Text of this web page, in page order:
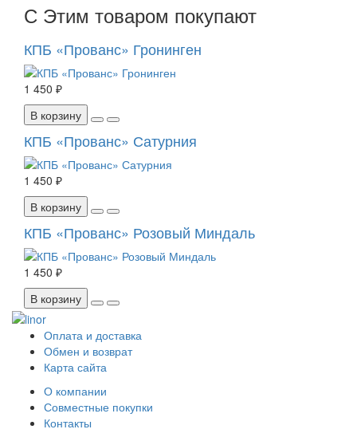
С Этим товаром покупают
КПБ «Прованс» Гронинген
1 450 ₽
В корзину
КПБ «Прованс» Сатурния
1 450 ₽
В корзину
КПБ «Прованс» Розовый Миндаль
1 450 ₽
В корзину
Оплата и доставка
Обмен и возврат
Карта сайта
О компании
Совместные покупки
Контакты